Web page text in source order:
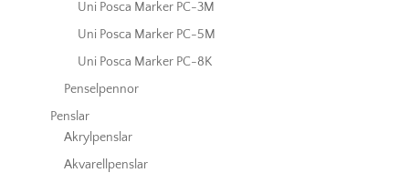
Uni Posca Marker PC-3M
Uni Posca Marker PC-5M
Uni Posca Marker PC-8K
Penselpennor
Penslar
Akrylpenslar
Akvarellpenslar